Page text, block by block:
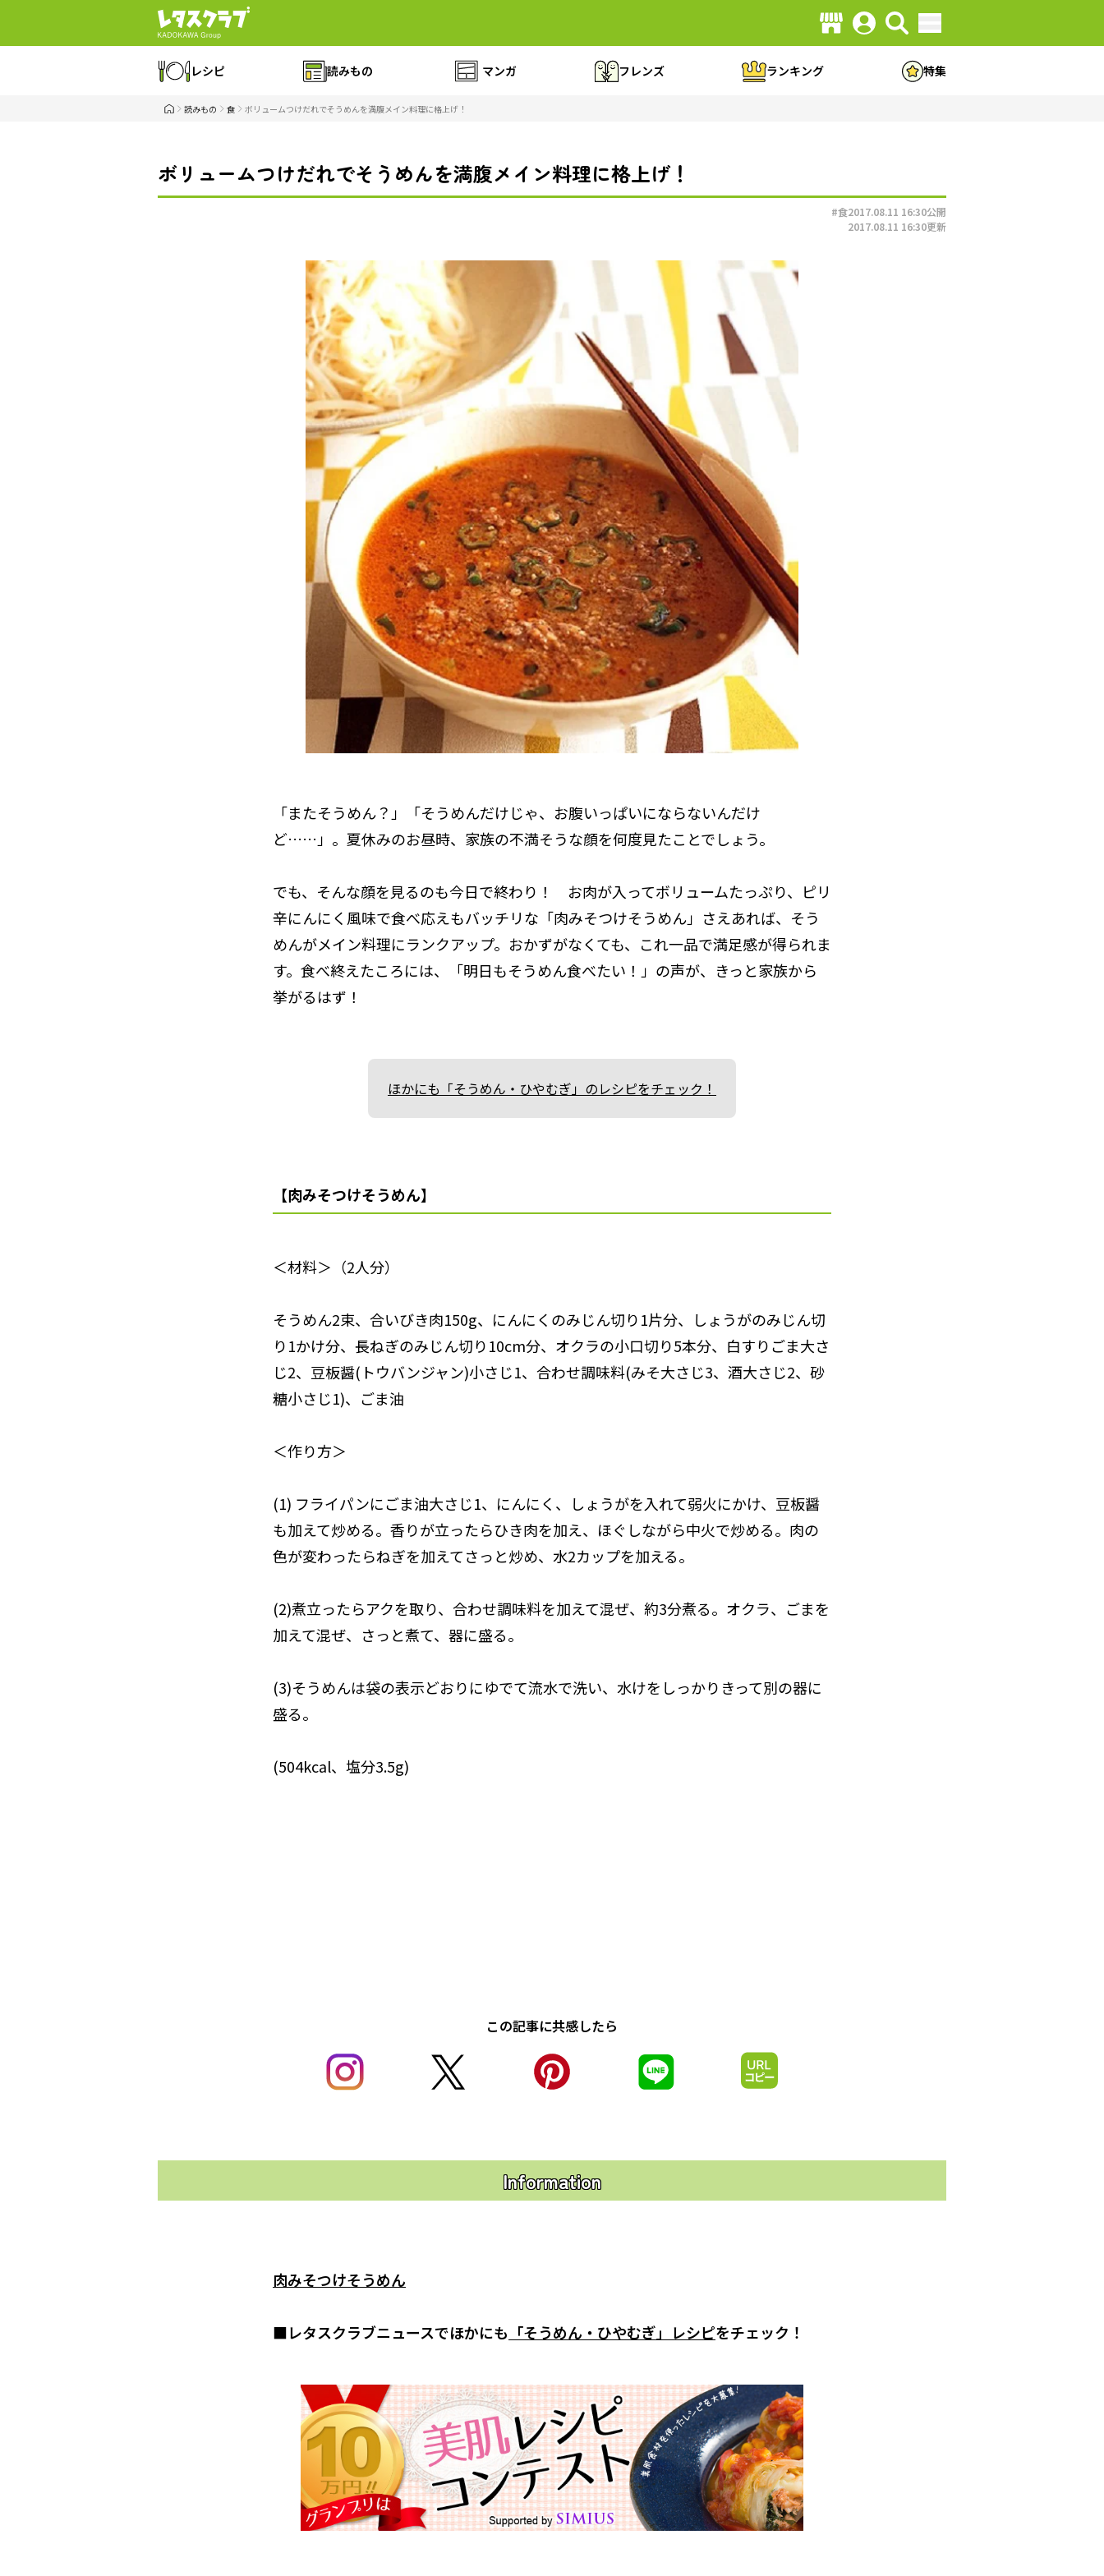
レシピ 読みもの マンガ フレンズ ランキング 特集
読みもの 食 ボリュームつけだれでそうめんを満腹メイン料理に格上げ！
ボリュームつけだれでそうめんを満腹メイン料理に格上げ！
#食2017.08.11 16:30公開
2017.08.11 16:30更新
「またそうめん？」「そうめんだけじゃ、お腹いっぱいにならないんだけ
ど……」。夏休みのお昼時、家族の不満そうな顔を何度見たことでしょう。
でも、そんな顔を見るのも今日で終わり！ お肉が入ってボリュームたっぷり、ピリ
辛にんにく風味で食べ応えもバッチリな「肉みそつけそうめん」さえあれば、そう
めんがメイン料理にランクアップ。おかずがなくても、これ一品で満足感が得られま
す。食べ終えたころには、「明日もそうめん食べたい！」の声が、きっと家族から
挙がるはず！
ほかにも「そうめん・ひやむぎ」のレシピをチェック！
【肉みそつけそうめん】
＜材料＞（2人分）
そうめん2束、合いびき肉150g、にんにくのみじん切り1片分、しょうがのみじん切
り1かけ分、長ねぎのみじん切り10cm分、オクラの小口切り5本分、白すりごま大さ
じ2、豆板醤(トウバンジャン)小さじ1、合わせ調味料(みそ大さじ3、酒大さじ2、砂
糖小さじ1)、ごま油
＜作り方＞
(1) フライパンにごま油大さじ1、にんにく、しょうがを入れて弱火にかけ、豆板醤
も加えて炒める。香りが立ったらひき肉を加え、ほぐしながら中火で炒める。肉の
色が変わったらねぎを加えてさっと炒め、水2カップを加える。
(2)煮立ったらアクを取り、合わせ調味料を加えて混ぜ、約3分煮る。オクラ、ごまを
加えて混ぜ、さっと煮て、器に盛る。
(3)そうめんは袋の表示どおりにゆでて流水で洗い、水けをしっかりきって別の器に
盛る。
(504kcal、塩分3.5g)
この記事に共感したら
Information
肉みそつけそうめん
■レタスクラブニュースでほかにも 「そうめん・ひやむぎ」レシピをチェック！